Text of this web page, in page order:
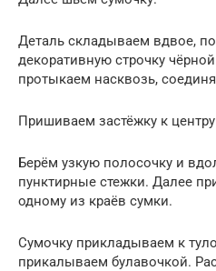
Деталь складываем вдвое,
декоративную строчку
протыкаем насквозь,
Пришиваем застёжку к
Берём узкую полосочку и
пунктирные стежки. Далее
одному из краёв сумки.
Сумочку прикладываем к
прикалываем булавочкой.